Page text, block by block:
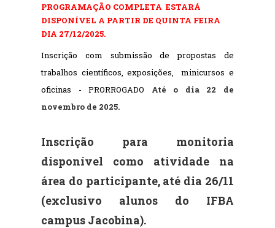
PROGRAMAÇÃO COMPLETA ESTARÁ
DISPONÍVEL A PARTIR DE QUINTA FEIRA
DIA 27/12/2025.
Inscrição com submissão de propostas de
trabalhos científicos, exposições,  minicursos e
oficinas - PRORROGADO Até o dia 22 de
novembro de 2025.
Inscrição para monitoria
disponível como atividade na
área do participante, até dia 26/11
(exclusivo alunos do IFBA
campus Jacobina).